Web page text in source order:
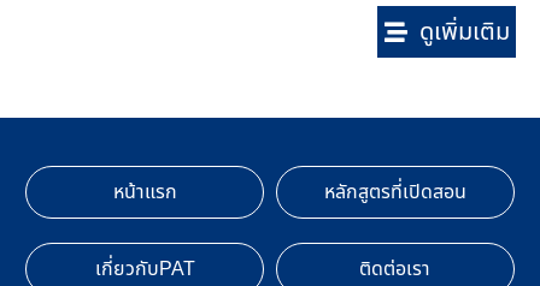
ดูเพิ่มเติม
หน้าแรก หลักสูตรที่เปิดสอน
เกี่ยวกับPAT ติดต่อเรา